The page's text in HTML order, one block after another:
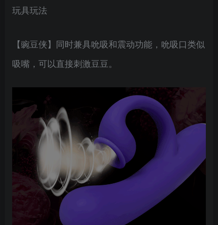
玩具玩法
【豌豆侠】同时兼具吮吸和震动功能，吮吸口类似
吸嘴，可以直接刺激豆豆。